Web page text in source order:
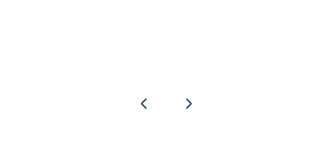
Pagina precedentePagina successiva